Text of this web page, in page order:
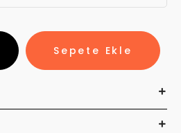
Sepete Ekle